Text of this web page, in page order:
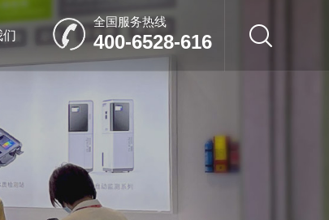
们
全国服务热线
400-6528-616